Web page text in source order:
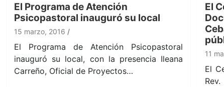
El Programa de Atención
Psicopastoral inauguró su local
15 marzo, 2016
El Programa de Atención Psicopastoral
inauguró su local, con la presencia Ileana
Carreño, Oficial de Proyectos…
El
11
El